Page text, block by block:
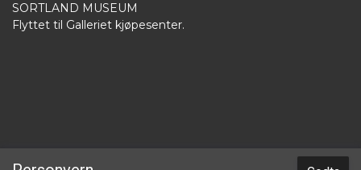
SORTLAND MUSEUM
Flyttet til Galleriet kjøpesenter.
kulturfabrikken